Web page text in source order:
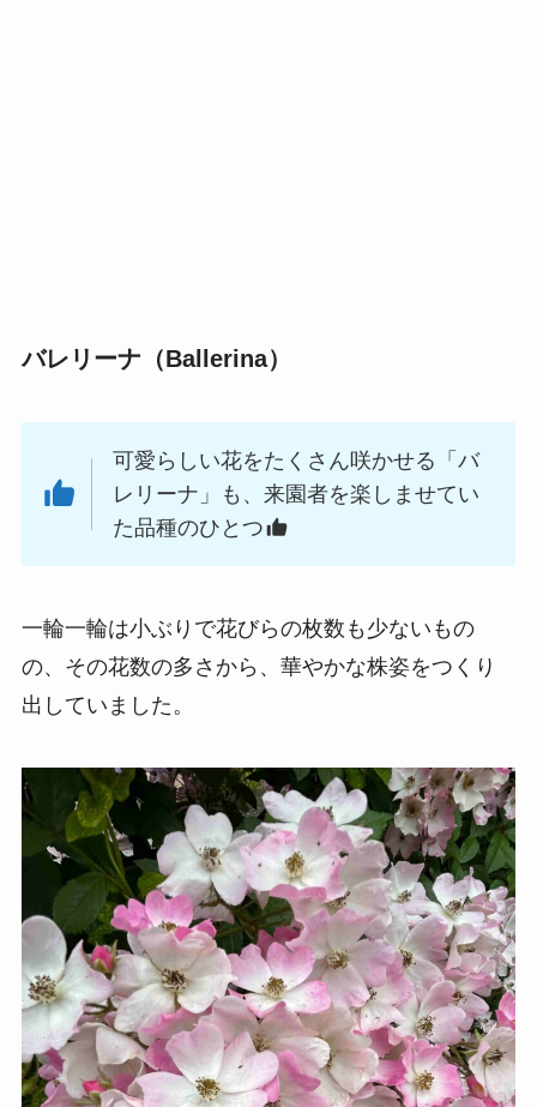
バレリーナ（Ballerina）
可愛らしい花をたくさん咲かせる「バ
レリーナ」も、来園者を楽しませてい
た品種のひとつ
一輪一輪は小ぶりで花びらの枚数も少ないもの
の、その花数の多さから、華やかな株姿をつくり
出していました。